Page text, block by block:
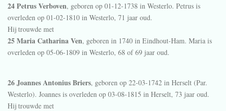
24 Petrus Verboven, geboren op 01-12-1738 in Westerlo. Petrus is
overleden op 01-02-1810 in Westerlo, 71 jaar oud.
Hij trouwde met
25 Maria Catharina Ven, geboren in 1740 in Eindhout-Ham. Maria is
overleden op 05-06-1809 in Westerlo, 68 of 69 jaar oud.
26 Joannes Antonius Briers, geboren op 22-03-1742 in Herselt (Par.
Westerlo). Joannes is overleden op 03-08-1815 in Herselt, 73 jaar oud.
Hij trouwde met